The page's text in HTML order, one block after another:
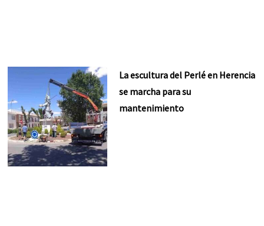
La escultura del Perlé en Herencia
se marcha para su
mantenimiento